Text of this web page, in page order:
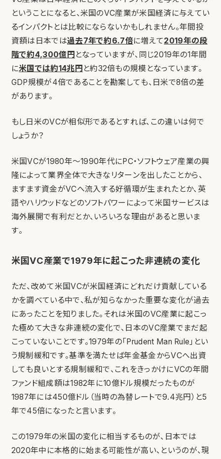
ということになると、米国のVC産業が米国経済に与えてい
るインパクトとは比較にならないかもしれません。年間投
資額は日本では過去7年で約6.7倍に増えて2019年の段
階で約4,300億円 となっていますが、同じ2019年の1年間
に米国では約14兆円 と約32倍もの規模となっています。
GDP規模が4倍であることを勘案しても、日米で8倍の差
があります。
もし日米のVCが相似形であるとすれば、この違いは何で
しょうか？
米国VCが1980年〜1990年代にPC・ソフトウェア産業の興
隆によって業界全体で大きなリターンを出したことから、
ますます資金がVCへ流入する好循環が生まれたとか、英
語やハリウッドなどのソフトパワーによって米国サービスは
海外展開で有利だとか、いろいろな理由があると思いま
す。
米国VC産業で1979年に起こった非連続の変化
ただ、改めて米国VCが米国経済にどれだけ貢献している
かを調べている中で、私が知らなかった重要な変化が過去
にあったことを知りました。それは米国のVC産業に起こっ
た極めて大きな非連続の変化で、日本のVC産業でまだ起
こっていないことです。1979年の「Prudent Man Rule」とい
う規制緩和です。基準を満たせば年金基金からVCへ出資
しても良いとする規制緩和で、これをきっかけにVCの年間
ファンド組成額は1982年に10億ドル規模だったものが
1987年には450億ドル（当時の為替レートで9.4兆円）と5
年で45倍になったと言います。
この1979年の米国の変化に相当するものが、日本では
2020年中に本格的に始まる可能性が高い、というのが、現